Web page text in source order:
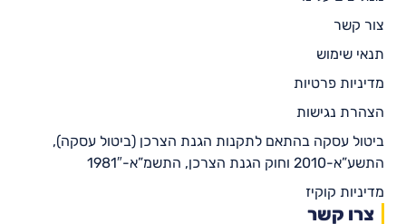
צור קשר
תנאי שימוש
מדיניות פרטיות
הצהרת נגישות
ביטול עסקה בהתאם לתקנות הגנת הצרכן (ביטול עסקה),
התשע”א-2010 וחוק הגנת הצרכן, התשמ”א-1981″
מדיניות קוקיז
צרו קשר